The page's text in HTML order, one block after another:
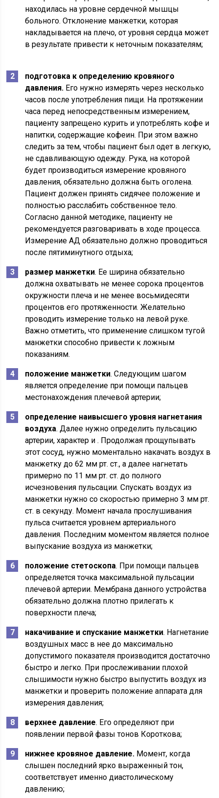
находилась на уровне сердечной мышцы
больного. Отклонение манжетки, которая
накладывается на плечо, от уровня сердца может
в результате привести к неточным показателям;
подготовка к определению кровяного
давления. Его нужно измерять через несколько
часов после употребления пищи. На протяжении
часа перед непосредственным измерением,
пациенту запрещено курить и употреблять кофе и
напитки, содержащие кофеин. При этом важно
следить за тем, чтобы пациент был одет в легкую,
не сдавливающую одежду. Рука, на которой
будет производиться измерение кровяного
давления, обязательно должна быть оголена.
Пациент должен принять сидячее положение и
полностью расслабить собственное тело.
Согласно данной методике, пациенту не
рекомендуется разговаривать в ходе процесса.
Измерение АД обязательно должно проводиться
после пятиминутного отдыха;
размер манжетки. Ее ширина обязательно
должна охватывать не менее сорока процентов
окружности плеча и не менее восьмидесяти
процентов его протяженности. Желательно
проводить измерение только на левой руке.
Важно отметить, что применение слишком тугой
манжетки способно привести к ложным
показаниям.
положение манжетки. Следующим шагом
является определение при помощи пальцев
местонахождения плечевой артерии;
определение наивысшего уровня нагнетания
воздуха. Далее нужно определить пульсацию
артерии, характер и . Продолжая прощупывать
этот сосуд, нужно моментально накачать воздух в
манжетку до 62 мм рт. ст., а далее нагнетать
примерно по 11 мм рт. ст. до полного
исчезновения пульсации. Спускать воздух из
манжетки нужно со скоростью примерно 3 мм рт.
ст. в секунду. Момент начала прослушивания
пульса считается уровнем артериального
давления. Последним моментом является полное
выпускание воздуха из манжетки;
положение стетоскопа. При помощи пальцев
определяется точка максимальной пульсации
плечевой артерии. Мембрана данного устройства
обязательно должна плотно прилегать к
поверхности плеча;
накачивание и спускание манжетки. Нагнетание
воздушных масс в нее до максимально
допустимого показателя производится достаточно
быстро и легко. При прослеживании плохой
слышимости нужно быстро выпустить воздух из
манжетки и проверить положение аппарата для
измерения давления;
верхнее давление. Его определяют при
появлении первой фазы тонов Короткова;
нижнее кровяное давление. Момент, когда
слышен последний ярко выраженный тон,
соответствует именно диастолическому
давлению;